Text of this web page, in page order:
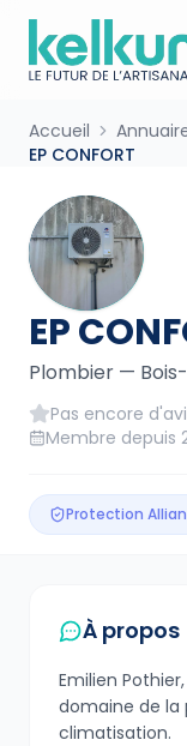
Accueil
EP CONFORT
EP
Plombier —
Pas encore
Membre depuis
Protection
À propos
Emilien
domaine de la
climatisation.